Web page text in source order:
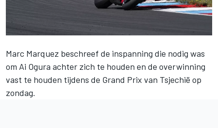
Marc Marquez beschreef de inspanning die nodig was
om Ai Ogura achter zich te houden en de overwinning
vast te houden tijdens de Grand Prix van Tsjechië op
zondag.